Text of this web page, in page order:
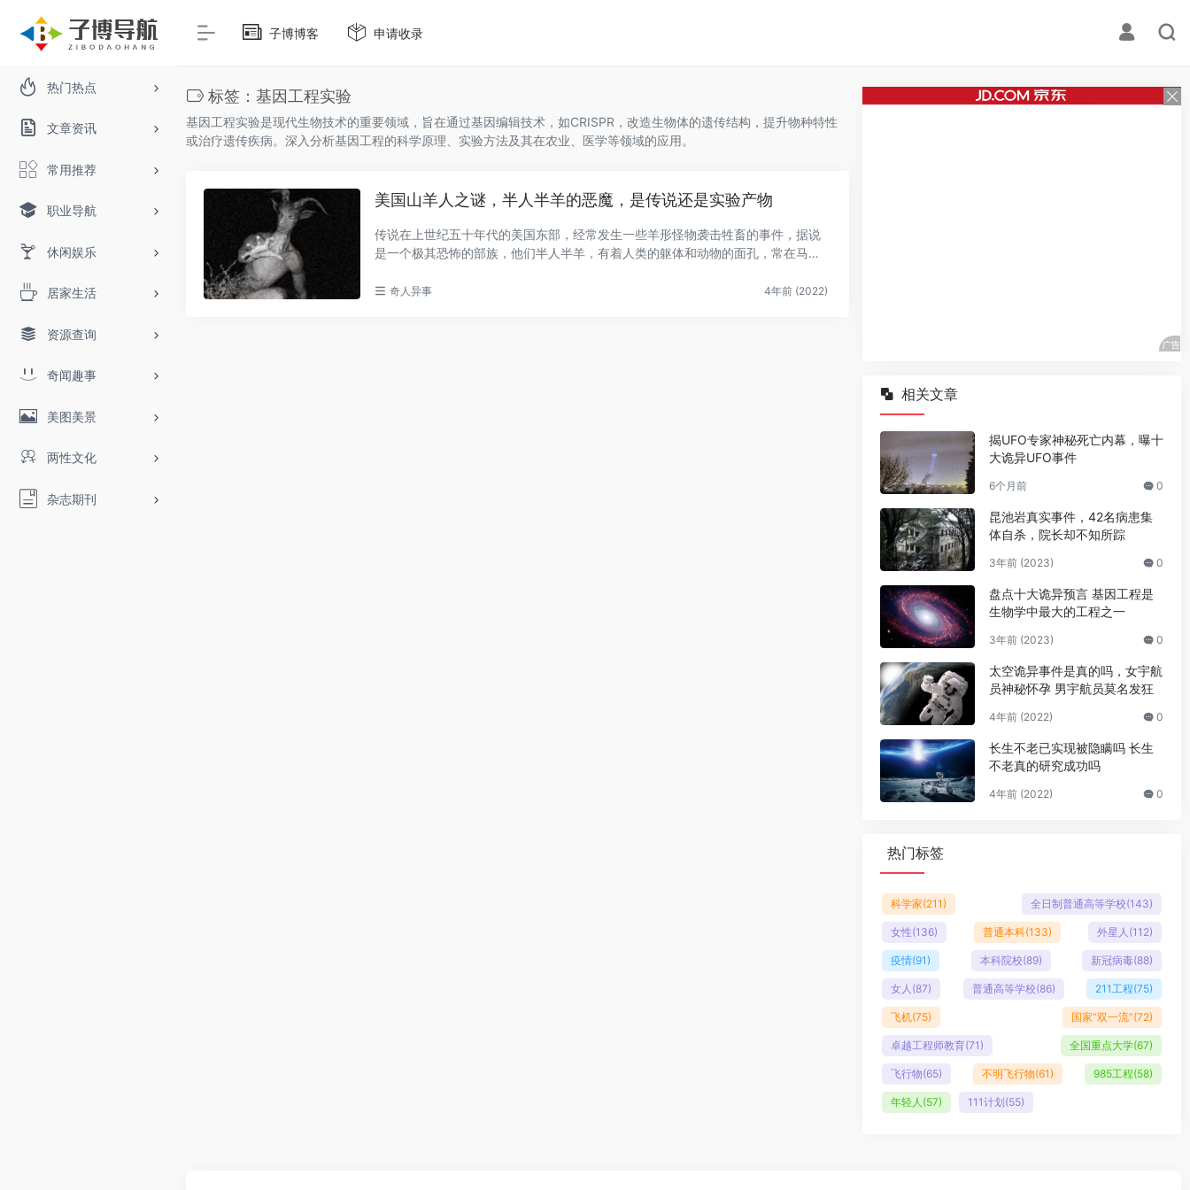
热门热点
文章资讯
常用推荐
职业导航
休闲娱乐
居家生活
资源查询
奇闻趣事
美图美景
两性文化
杂志期刊
子博博客 申请收录
标签：基因工程实验
基因工程实验是现代生物技术的重要领域，旨在通过基因编辑技术，如CRISPR，改造生物体的遗传结构，提升物种特性
或治疗遗传疾病。深入分析基因工程的科学原理、实验方法及其在农业、医学等领域的应用。
美国山羊人之谜，半人半羊的恶魔，是传说还是实验产物
传说在上世纪五十年代的美国东部，经常发生一些羊形怪物袭击牲畜的事件，据说
是一个极其恐怖的部族，他们半人半羊，有着人类的躯体和动物的面孔，常在马里
奇人异事 4年前 (2022)
相关文章
揭UFO专家神秘死亡内幕，曝十
大诡异UFO事件
6个月前 0
昆池岩真实事件，42名病患集
体自杀，院长却不知所踪
3年前 (2023) 0
盘点十大诡异预言 基因工程是
生物学中最大的工程之一
3年前 (2023) 0
太空诡异事件是真的吗，女宇航
员神秘怀孕 男宇航员莫名发狂
4年前 (2022) 0
长生不老已实现被隐瞒吗 长生
不老真的研究成功吗
4年前 (2022) 0
热门标签
科学家(211) 全日制普通高等学校(143)
女性(136) 普通本科(133) 外星人 (112)
疫情(91) 本科院校(89) 新冠病毒(88)
女人 (87) 普通高等学校(86) 211工程(75)
飞机(75) 国家“双一流”(72)
卓越工程师教育(71) 全国重点大学(67)
飞行物(65) 不明飞行物(61) 985工程(58)
年轻人 (57) 111计划(55)